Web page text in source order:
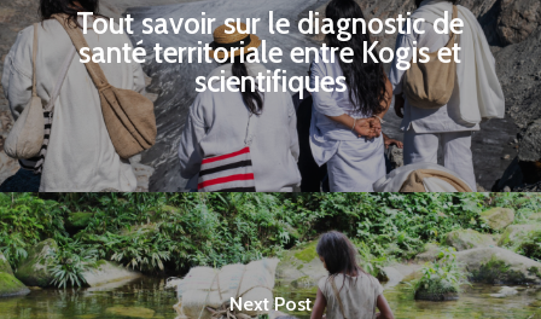
Tout savoir sur le diagnostic de
santé territoriale entre Kogis et
scientifiques
Next Post